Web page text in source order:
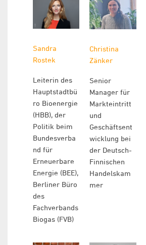
Sandra
Rostek
Leiterin des
Hauptstadtbü
ro Bioenergie
(HBB), der
Politik beim
Bundesverba
nd für
Erneuerbare
Energie (BEE),
Berliner Büro
des
Fachverbands
Biogas (FVB)
Christina
Zänker
Senior
Manager für
Markteintritt
und
Geschäftsent
wicklung bei
der Deutsch-
Finnischen
Handelskam
mer